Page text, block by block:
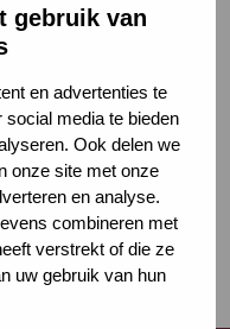
gebruik van
en advertenties te
media te bieden
Ook delen we
onze site met onze
en analyse.
combineren met
verstrekt of die ze
uw gebruik van hun